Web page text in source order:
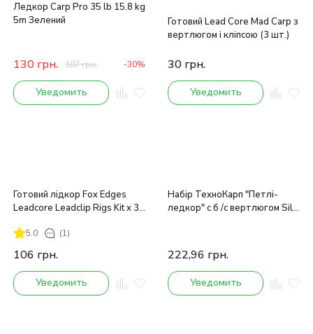
Ледкор Carp Pro 35 lb 15.8 kg
5m Зелений
130 грн. 187грн. -30%
Уведомить
Готовий Lead Core Mad Carp з
вертлюгом і кліпсою (3 шт.)
30 грн.
Уведомить
Готовий лідкор Fox Edges
Leadcore Leadclip Rigs Kit x 3
5.0 (1)
106 грн.
Уведомить
Набір ТехноКарп "Петлі-
ледкор" c б /с вертлюгом Silt
222,96 грн.
Уведомить